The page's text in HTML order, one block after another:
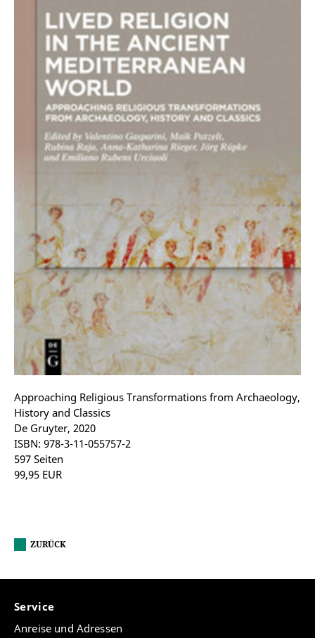
Approaching Religious Transformations from Archaeology,
History and Classics
De Gruyter, 2020
ISBN: 978-3-11-055757-2
597 Seiten
99,95 EUR
ZURÜCK
Service
Anreise und Adressen